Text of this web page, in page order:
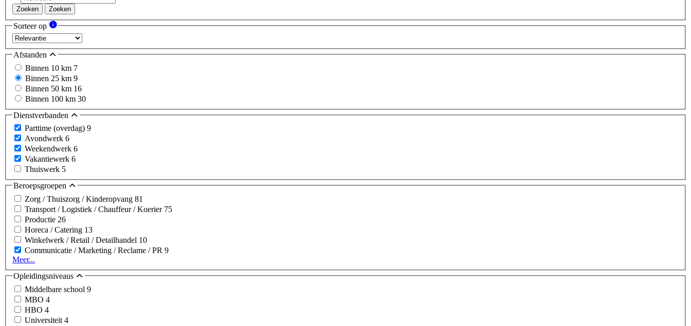
Zoeken Zoeken
Sorteer op
Afstanden
Binnen 10 km 7
Binnen 25 km 9
Binnen 50 km 16
Binnen 100 km 30
Dienstverbanden
Parttime (overdag) 9
Avondwerk 6
Weekendwerk 6
Vakantiewerk 6
Thuiswerk 5
Beroepsgroepen
Zorg / Thuiszorg / Kinderopvang 81
Transport / Logistiek / Chauffeur / Koerier 75
Productie 26
Horeca / Catering 13
Winkelwerk / Retail / Detailhandel 10
Communicatie / Marketing / Reclame / PR 9
Meer...
Opleidingsniveaus
Middelbare school 9
MBO 4
HBO 4
Universiteit 4